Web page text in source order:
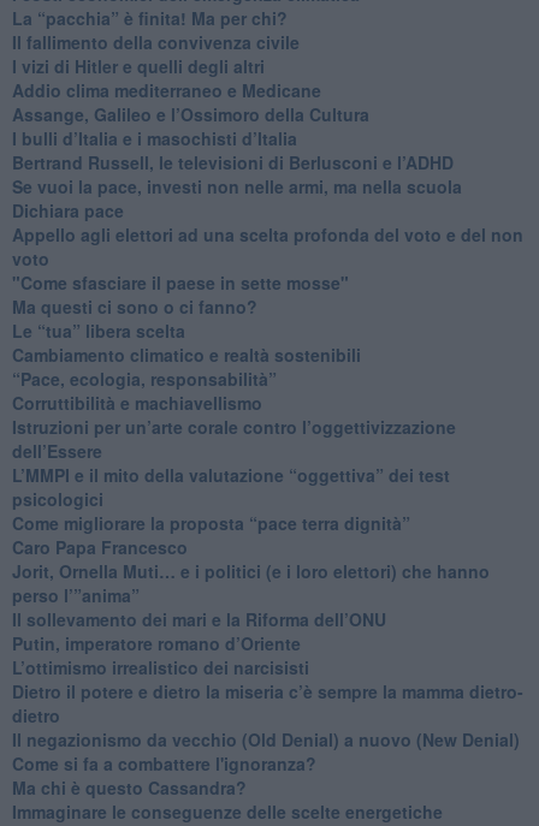
​La “pacchia” è finita! Ma per chi?
​Il fallimento della convivenza civile
​I vizi di Hitler e quelli degli altri
Addio clima mediterraneo e Medicane
​Assange, Galileo e l’Ossimoro della Cultura
​I bulli d’Italia e i masochisti d’Italia
​Bertrand Russell, le televisioni di Berlusconi e l’ADHD
​Se vuoi la pace, investi non nelle armi, ma nella scuola
​Dichiara pace
​Appello agli elettori ad una scelta profonda del voto e del non
voto
"Come sfasciare il paese in sette mosse"
​Ma questi ci sono o ci fanno?
​Le “tua” libera scelta
Cambiamento climatico e realtà sostenibili
“Pace, ecologia, responsabilità”
​Corruttibilità e machiavellismo
Istruzioni per un’arte corale contro l’oggettivizzazione
dell’Essere
​L’MMPI e il mito della valutazione “oggettiva” dei test
psicologici
Come migliorare la proposta “pace terra dignità”
Caro Papa Francesco
​Jorit, Ornella Muti… e i politici (e i loro elettori) che hanno
perso l’”anima”
​Il sollevamento dei mari e la Riforma dell’ONU
Putin, imperatore romano d’Oriente
​L’ottimismo irrealistico dei narcisisti
​Dietro il potere e dietro la miseria c’è sempre la mamma dietro-
dietro
Il negazionismo da vecchio (Old Denial) a nuovo (New Denial)
Come si fa a combattere l'ignoranza?
Ma chi è questo Cassandra?
Immaginare le conseguenze delle scelte energetiche